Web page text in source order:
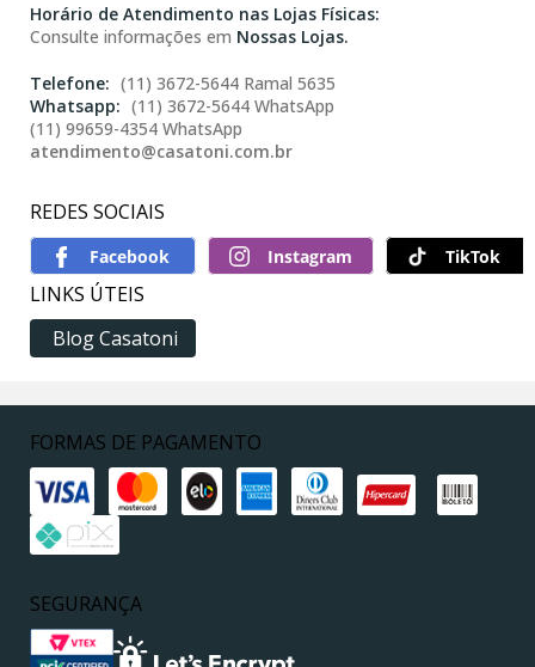
Horário de Atendimento nas Lojas Físicas:
Consulte informações em Nossas Lojas.
(11) 3672-5644 Ramal 5635
(11) 3672-5644 WhatsApp
(11) 99659-4354 WhatsApp
atendimento@casatoni.com.br
REDES SOCIAIS
TikTok
LINKS ÚTEIS
Blog Casatoni
FORMAS DE PAGAMENTO
SEGURANÇA